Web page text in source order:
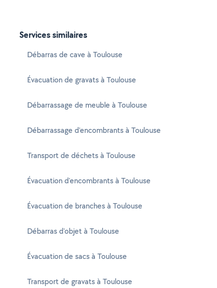
Services similaires
Débarras de cave à Toulouse
Évacuation de gravats à Toulouse
Débarrassage de meuble à Toulouse
Débarrassage d'encombrants à Toulouse
Transport de déchets à Toulouse
Évacuation d'encombrants à Toulouse
Évacuation de branches à Toulouse
Débarras d'objet à Toulouse
Évacuation de sacs à Toulouse
Transport de gravats à Toulouse